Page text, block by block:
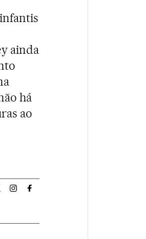
ainda
há
ao
El País Brasil en Twitter
Cultura El País Brasil en Instagram
Cultura El País Brasil en Facebook